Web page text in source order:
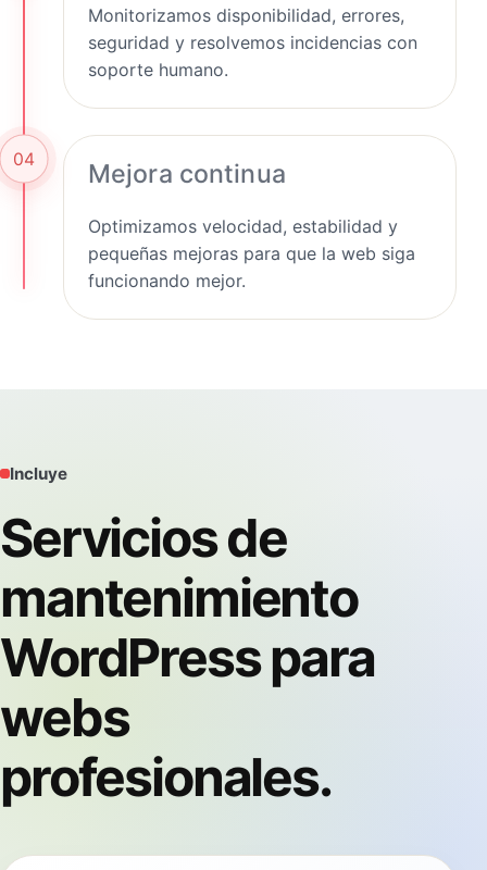
Monitorizamos disponibilidad, errores,
seguridad y resolvemos incidencias con
soporte humano.
04 Mejora continua
Optimizamos velocidad, estabilidad y
pequeñas mejoras para que la web siga
funcionando mejor.
Incluye
Servicios de
mantenimiento
WordPress para
webs
profesionales.